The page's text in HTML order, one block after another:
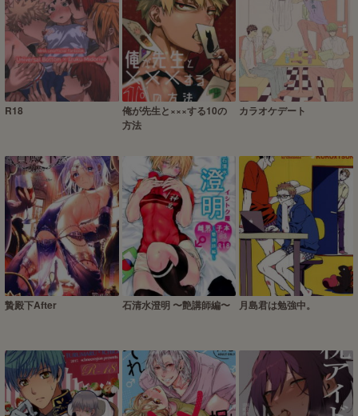
R18
俺が先生と×××する10の
方法
カラオケデート
贄殿下After 石清水澄明 〜艶講師編〜 月島君は勉強中。